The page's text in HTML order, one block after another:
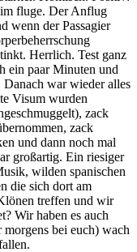
fluge. Der Anflug
wenn der Passagier
Herrlich. Test ganz
ein paar Minuten und
war wieder alles
Visum wurden
zack
zack
und dann noch mal
großartig. Ein riesiger
wilden spanischen
die sich dort am
treffen und wir
Wir haben es auch
bei euch) wach